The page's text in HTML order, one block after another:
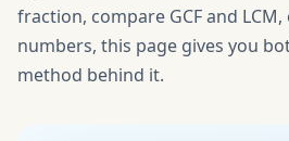
fraction, compare GCF and
numbers, this page gives you
method behind it.